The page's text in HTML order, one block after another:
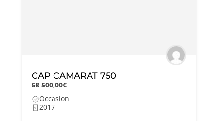
CAP CAMARAT 750
58 500,00€
Occasion
2017